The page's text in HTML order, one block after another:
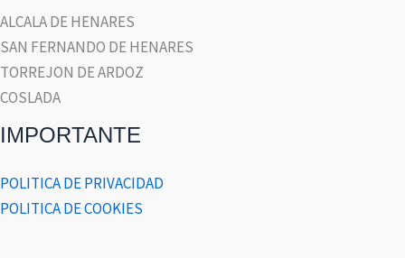
ALCALA DE HENARES
SAN FERNANDO DE HENARES
TORREJON DE ARDOZ
COSLADA
IMPORTANTE
POLITICA DE PRIVACIDAD
POLITICA DE COOKIES